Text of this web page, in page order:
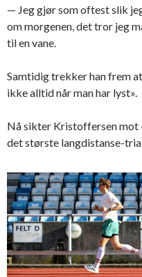
— Jeg gjør som oftest slik
om morgenen, det tror jeg
til en vane.
Samtidig trekker han frem
ikke alltid når man har lyst».
Nå sikter Kristoffersen mot
det største langdistanse-